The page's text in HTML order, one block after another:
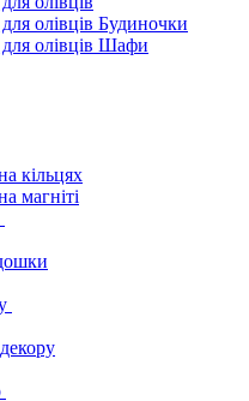
олівців Будиночки
олівців Шафи
кільцях
магніті